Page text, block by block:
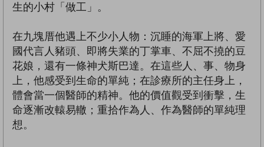
生的小村「做工」。
在九塊厝他遇上不少小人物：沉睡的海軍上將、愛
國代言人豬頭、即將失業的丁掌車、不屈不撓的豆
花娘，還有一條神犬斯巴達。在這些人、事、物身
上，他感受到生命的單純；在診療所的主任身上，
體會當一個醫師的精神。他的價值觀受到衝擊，生
命逐漸改轅易轍；重拾作為人、作為醫師的單純理
想。